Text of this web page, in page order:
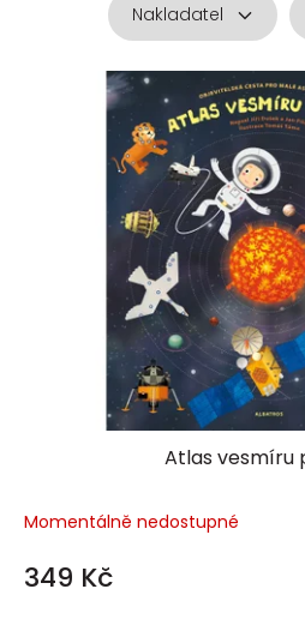
Nakladatel
Atlas vesmíru
Momentálně nedostupné
349 Kč